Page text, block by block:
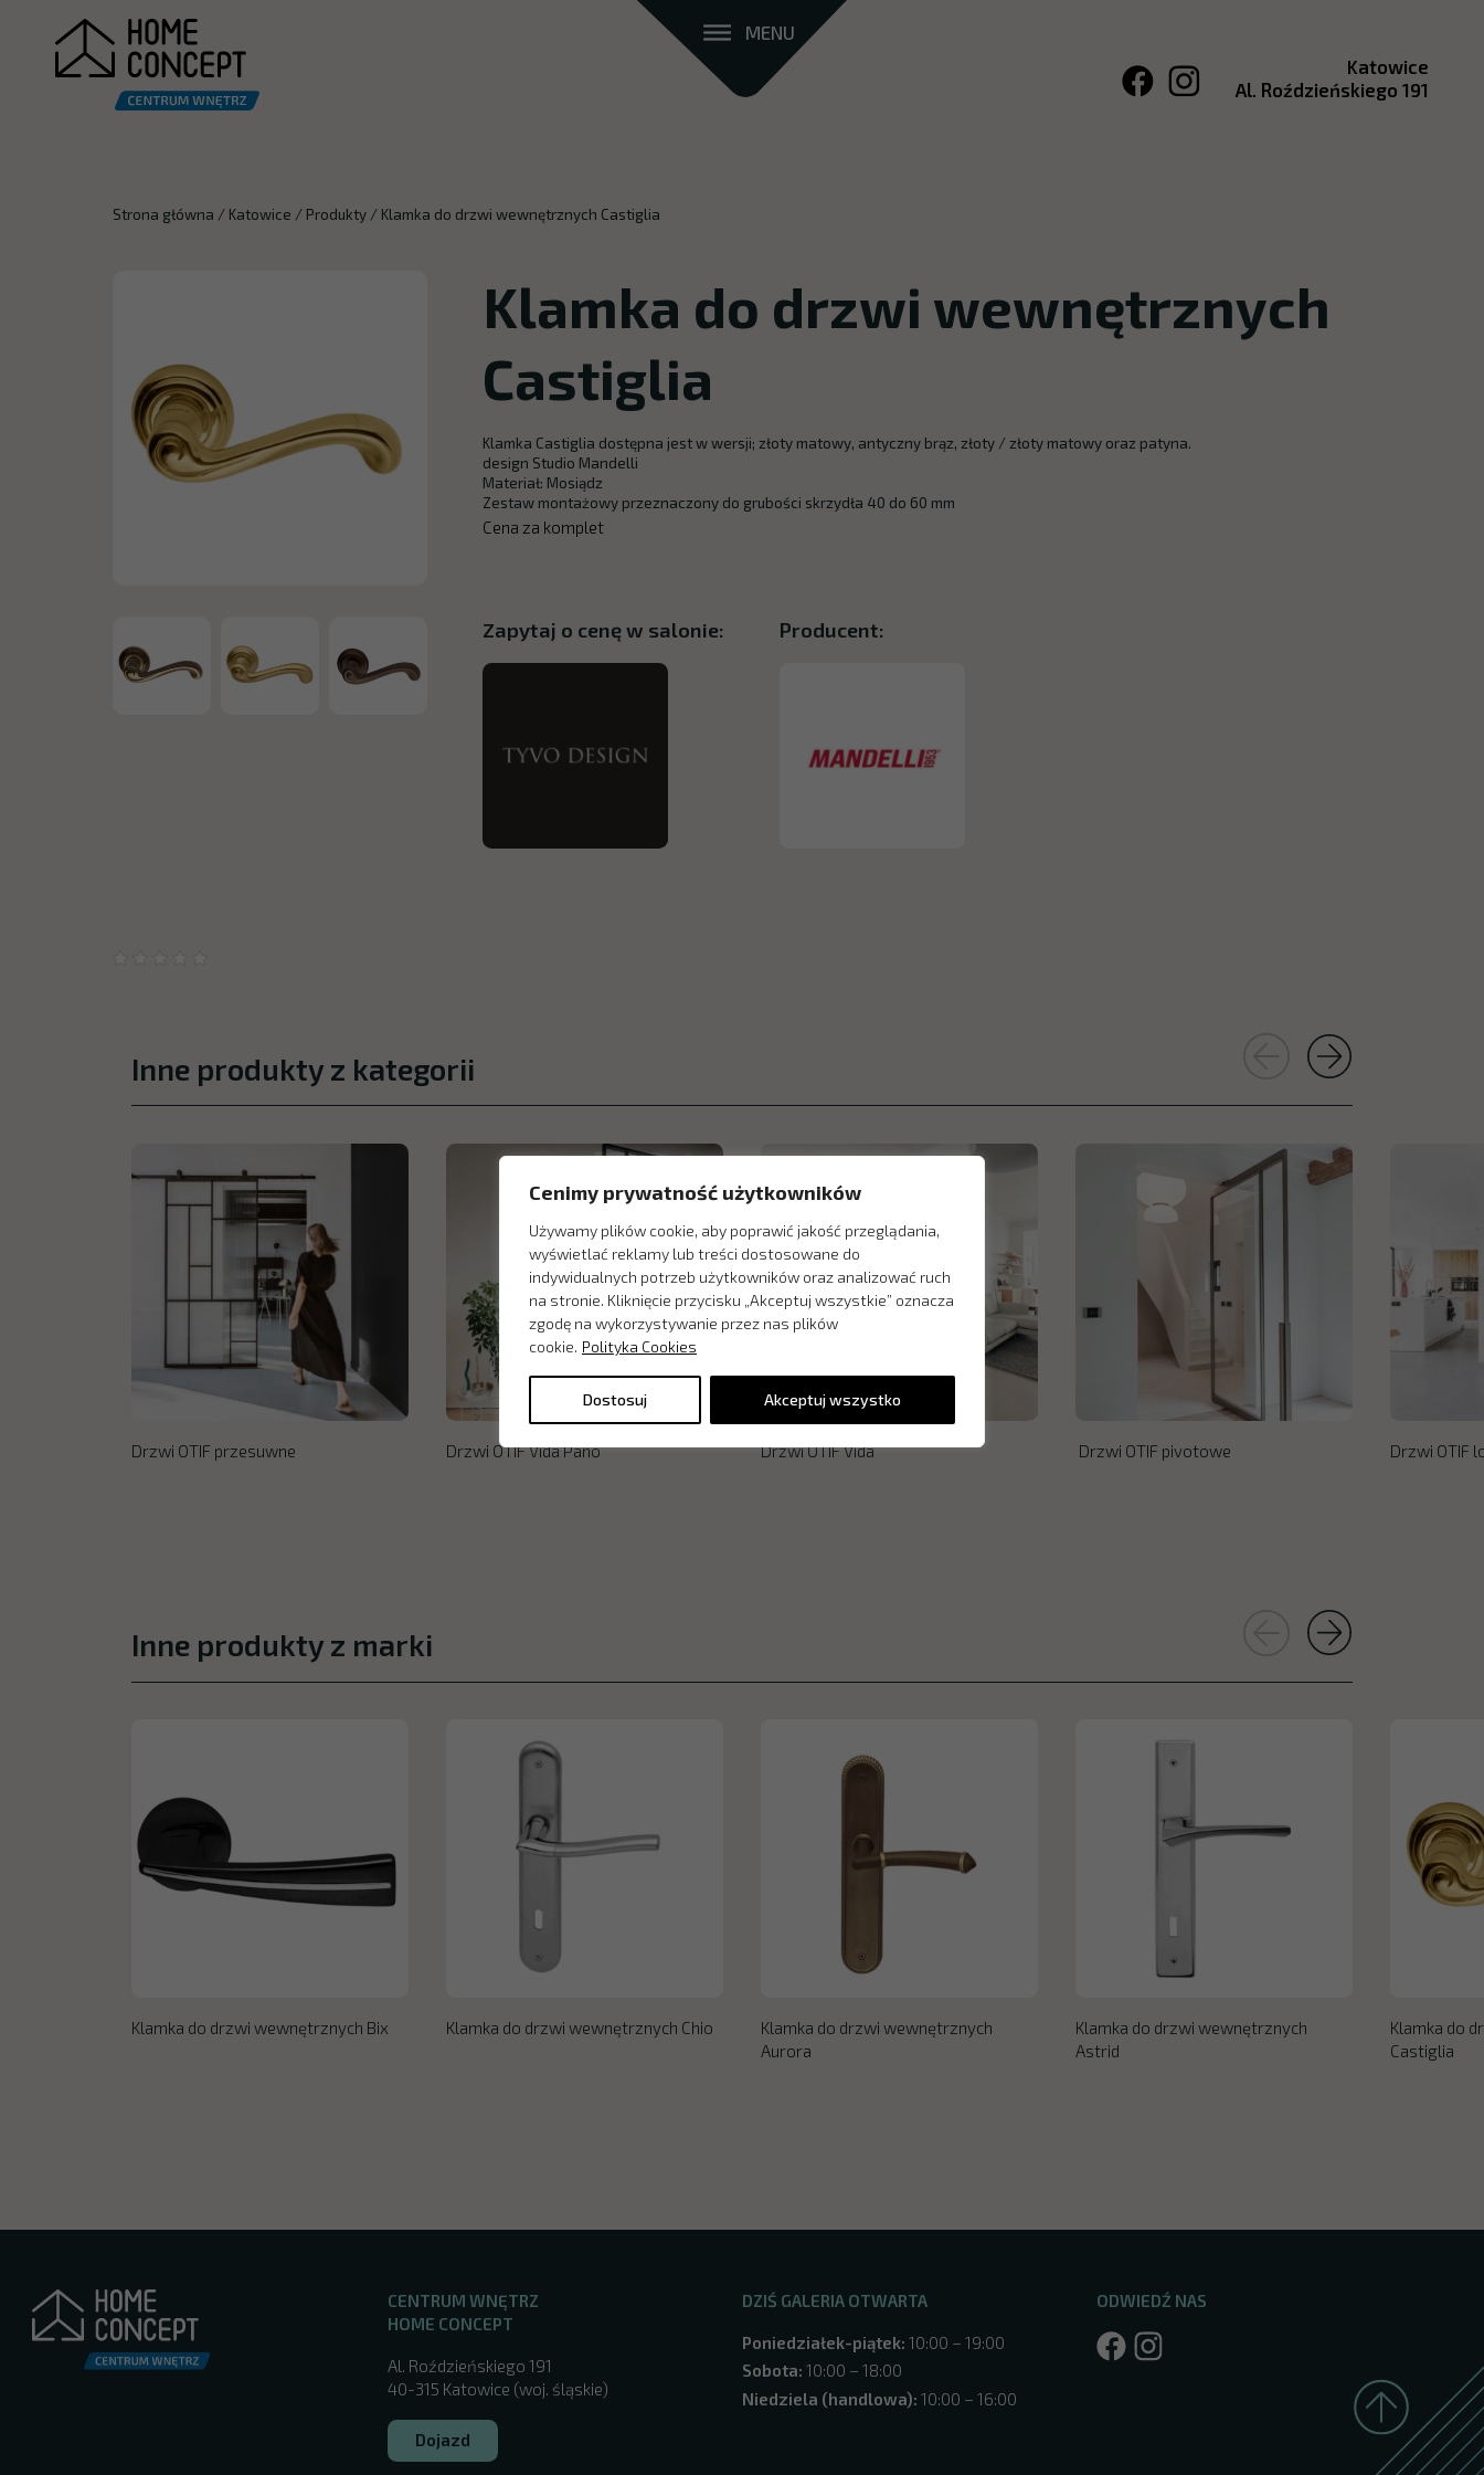
Cenimy prywatność użytkowników
Używamy plików cookie, aby poprawić jakość przeglądania,
wyświetlać reklamy lub treści dostosowane do
indywidualnych potrzeb użytkowników oraz analizować ruch
na stronie. Kliknięcie przycisku „Akceptuj wszystkie” oznacza
zgodę na wykorzystywanie przez nas plików
cookie. Polityka Cookies
Dostosuj Akceptuj wszystko
MENU
Katowice
Al. Roździeńskiego 191
Strona główna / Katowice /Produkty / Klamka do drzwi wewnętrznych Castiglia
Klamka do drzwi wewnętrznych
Castiglia
Klamka Castiglia dostępna jest w wersji; złoty matowy, antyczny brąz, złoty / złoty matowy oraz patyna.
design Studio Mandelli
Materiał: Mosiądz
Zestaw montażowy przeznaczony do grubości skrzydła 40 do 60 mm
Cena za komplet
Zapytaj o cenę w salonie: Producent:
Inne produkty z kategorii
Drzwi OTIF przesuwne Drzwi OTIF Vida Pano Drzwi OTIF Vida Drzwi OTIF pivotowe Drzwi OTIF
Inne produkty z marki
Klamka do drzwi wewnętrznych Bix Klamka do drzwi wewnętrznych Chio
Klamka do drzwi wewnętrznych
Aurora
Klamka do drzwi wewnętrznych
Astrid
Klamka do
Castiglia
CENTRUM WNĘTRZ
HOME CONCEPT
Al. Roździeńskiego 191
40-315 Katowice (woj. śląskie)
Dojazd
DZIŚ GALERIA OTWARTA
Poniedziałek-piątek: 10:00 – 19:00
Sobota: 10:00 – 18:00
Niedziela (handlowa): 10:00 – 16:00
ODWIEDŹ NAS